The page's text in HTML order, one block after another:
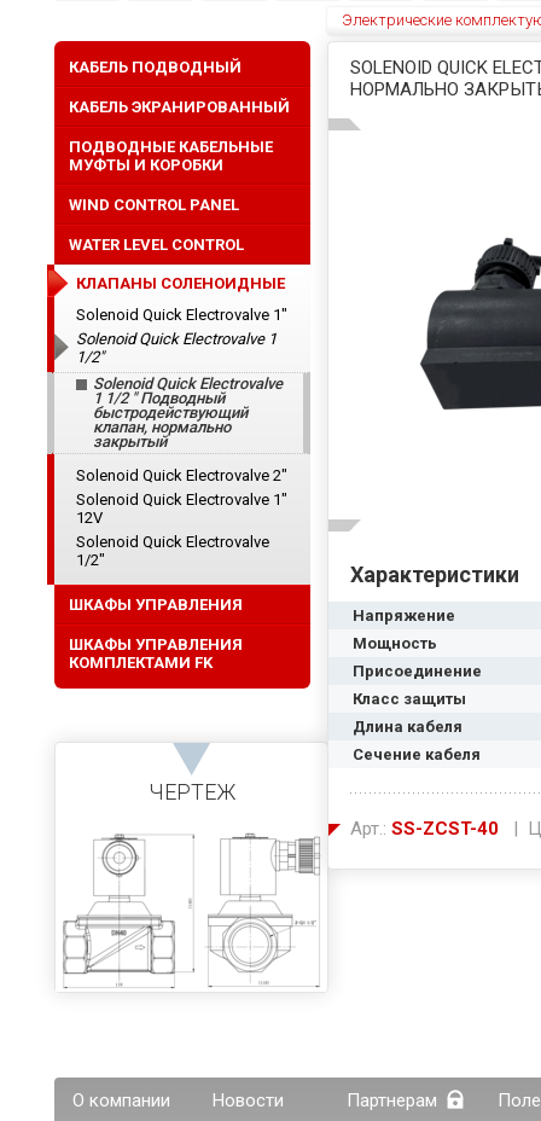
Электрические
SOLENOID QUICK
НОРМАЛЬНО
Характеристики
Напряжение
Мощность
Присоединение
Класс защиты
Длина кабеля
Сечение кабеля
Арт.: SS-ZCST-40 |
КАБЕЛЬ ПОДВОДНЫЙ
КАБЕЛЬ ЭКРАНИРОВАННЫЙ
ПОДВОДНЫЕ КАБЕЛЬНЫЕ
МУФТЫ И КОРОБКИ
WIND CONTROL PANEL
WATER LEVEL CONTROL
КЛАПАНЫ СОЛЕНОИДНЫЕ
Solenoid Quick Electrovalve 1"
Solenoid Quick Electrovalve 1
1/2"
Solenoid Quick Electrovalve
1 1/2 " Подводный
быстродействующий
клапан, нормально
закрытый
Solenoid Quick Electrovalve 2"
Solenoid Quick Electrovalve 1"
12V
Solenoid Quick Electrovalve
1/2"
ШКАФЫ УПРАВЛЕНИЯ
ШКАФЫ УПРАВЛЕНИЯ
КОМПЛЕКТАМИ FK
ЧЕРТЕЖ
О компании Новости Партнерам